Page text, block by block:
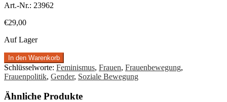
Art.-Nr.: 23962
€29,00
Auf Lager
In den Warenkorb
Schlüsselworte: Feminismus, Frauen, Frauenbewegung,
Frauenpolitik, Gender, Soziale Bewegung
Ähnliche Produkte